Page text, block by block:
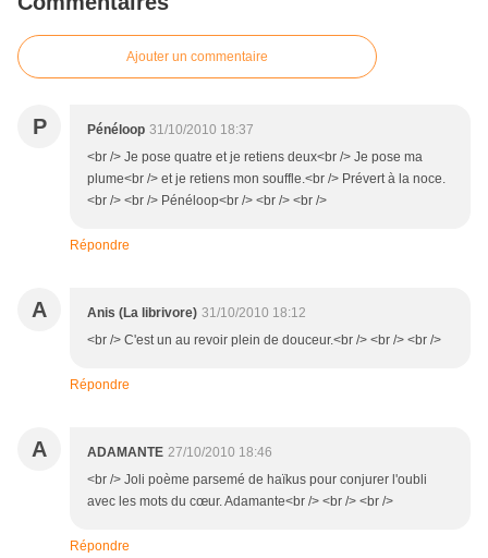
Ajouter un commentaire
P Pénéloop 31/10/2010 18:37
<br /> Je pose quatre et je retiens deux<br /> Je pose ma
plume<br /> et je retiens mon souffle.<br /> Prévert à la noce.
<br /> <br /> Pénéloop<br /> <br /> <br />
Répondre
A Anis (La librivore) 31/10/2010 18:12
<br /> C'est un au revoir plein de douceur.<br /> <br /> <br />
Répondre
A ADAMANTE 27/10/2010 18:46
<br /> Joli poème parsemé de haïkus pour conjurer l'oubli
avec les mots du cœur. Adamante<br /> <br /> <br />
Répondre